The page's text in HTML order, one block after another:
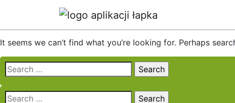
Nothing Found
It seems we can’t find what you’re looking for. Perhaps
Search
for:
Search